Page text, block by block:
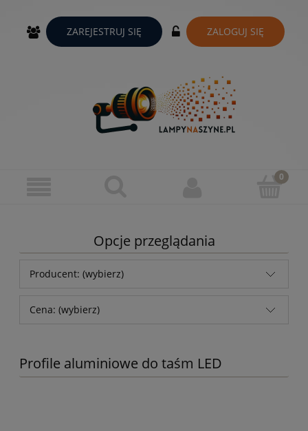
ZAREJESTRUJ SIĘ ZALOGUJ SIĘ
Opcje przeglądania
Producent: (wybierz)
Cena: (wybierz)
Profile aluminiowe do taśm LED